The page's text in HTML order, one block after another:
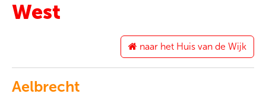
West
naar het Huis van de Wijk
Aelbrecht